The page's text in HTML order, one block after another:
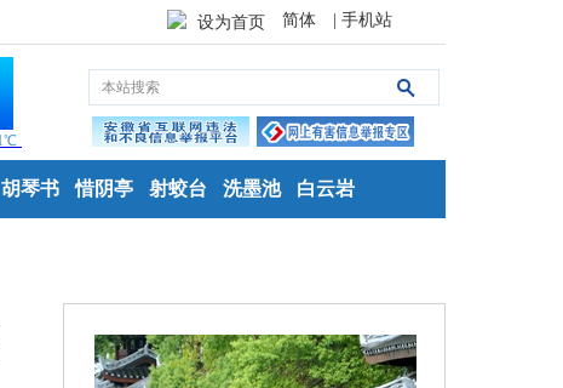
设为首页 简体 | 手机站
胡琴书 惜阴亭 射蛟台 洗墨池 白云岩